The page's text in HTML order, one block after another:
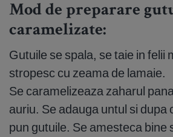
Mod de preparare
caramelizate:
Gutuile se spala, se taie in felii
stropesc cu zeama de lamaie.
Se caramelizeaza zaharul
auriu. Se adauga untul si dupa
pun gutuile. Se amesteca bine